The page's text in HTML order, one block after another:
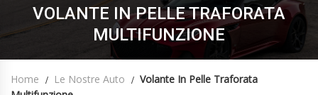
VOLANTE IN PELLE TRAFORATA
MULTIFUNZIONE
Home Le Nostre Auto
Volante In Pelle Traforata